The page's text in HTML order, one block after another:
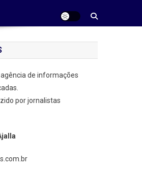
agência de informações
por jornalistas